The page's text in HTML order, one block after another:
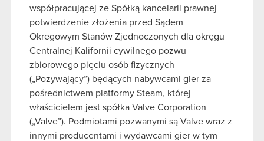
współpracującej ze Spółką kancelarii prawnej
potwierdzenie złożenia przed Sądem
Okręgowym Stanów Zjednoczonych dla okręgu
Centralnej Kalifornii cywilnego pozwu
zbiorowego pięciu osób fizycznych
(„Pozywający”) będących nabywcami gier za
pośrednictwem platformy Steam, której
właścicielem jest spółka Valve Corporation
(„Valve”). Podmiotami pozwanymi są Valve wraz z
innymi producentami i wydawcami gier w tym